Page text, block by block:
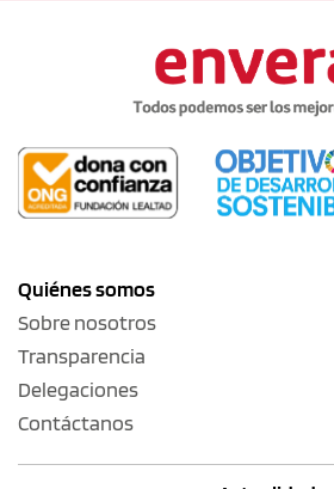
Quiénes somos
Sobre nosotros
Transparencia
Delegaciones
Contáctanos